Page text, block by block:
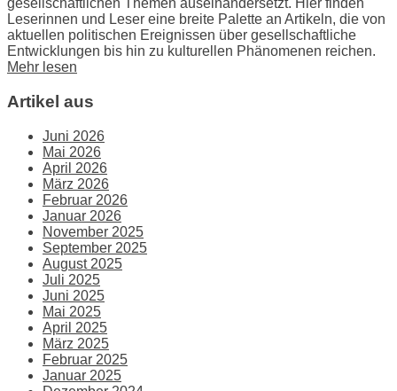
gesellschaftlichen Themen auseinandersetzt. Hier finden
Leserinnen und Leser eine breite Palette an Artikeln, die von
aktuellen politischen Ereignissen über gesellschaftliche
Entwicklungen bis hin zu kulturellen Phänomenen reichen.
Mehr lesen
Artikel aus
Juni 2026
Mai 2026
April 2026
März 2026
Februar 2026
Januar 2026
November 2025
September 2025
August 2025
Juli 2025
Juni 2025
Mai 2025
April 2025
März 2025
Februar 2025
Januar 2025